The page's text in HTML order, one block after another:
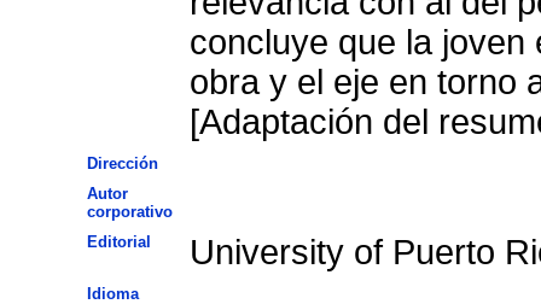
concluye que la joven
obra y el eje en torno
[Adaptación del
Dirección
Autor
corporativo
Editorial
University of Puerto
Idioma